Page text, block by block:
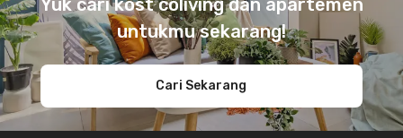
Yuk cari kost coliving dan apartemen
untukmu sekarang!
Cari Sekarang